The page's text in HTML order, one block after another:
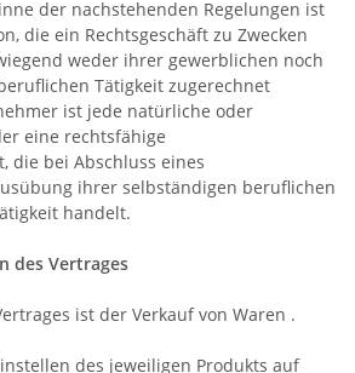
der nachstehenden Regelungen ist
die ein Rechtsgeschäft zu Zwecken
weder ihrer gewerblichen noch
Tätigkeit zugerechnet
ist jede natürliche oder
eine rechtsfähige
die bei Abschluss eines
ihrer selbständigen beruflichen
handelt.
des Vertrages
ist der Verkauf von Waren .
des jeweiligen Produkts auf